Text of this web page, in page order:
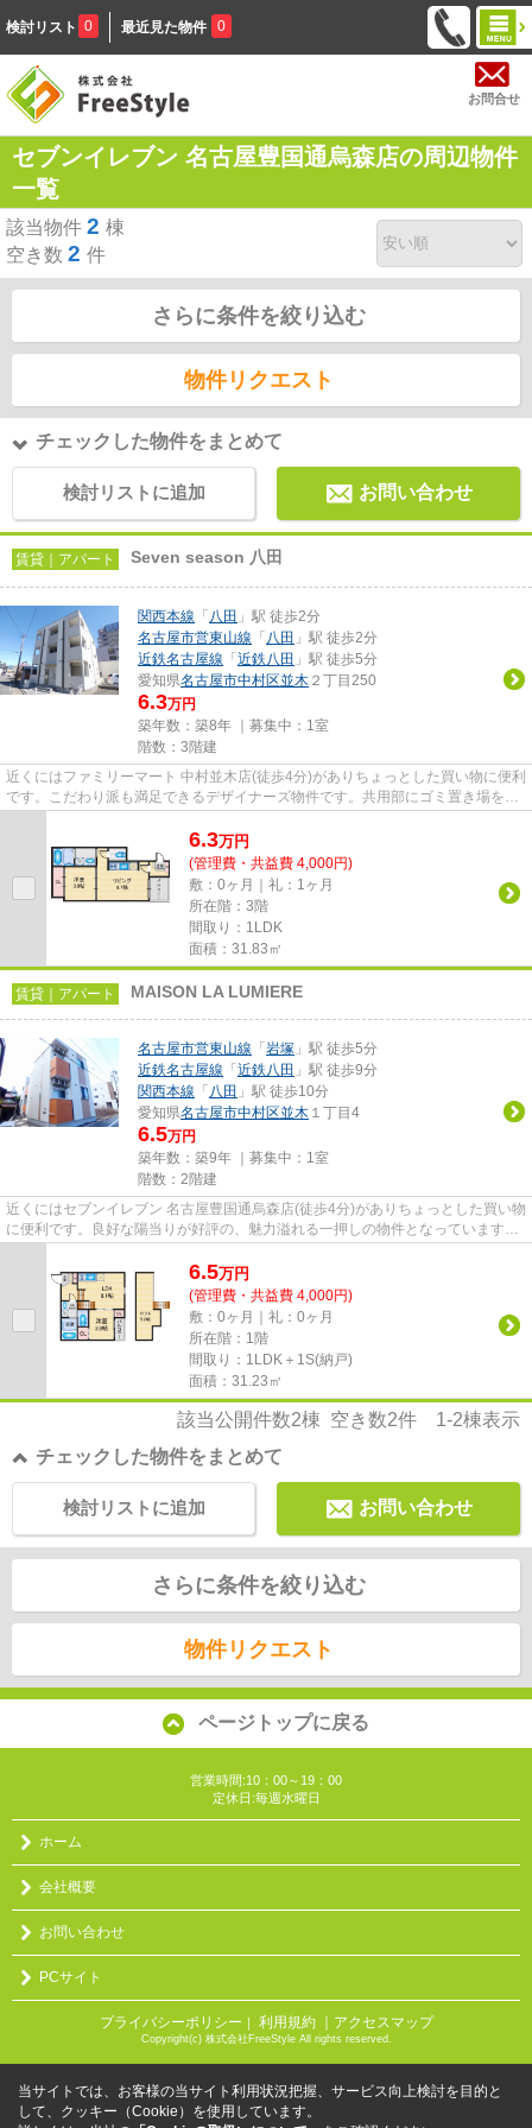
検討リスト 0 最近見た物件 0
お問合せ
セブンイレブン 名古屋豊国通烏森店の周辺物件
一覧
該当物件 2 棟
空き数 2 件
さらに条件を絞り込む
物件リクエスト
チェックした物件をまとめて
検討リストに追加 お問い合わせ
賃貸｜アパート Seven season 八田
関西本線 「 八田 」駅 徒歩2分
名古屋市営東山線 「 八田 」駅 徒歩2分
近鉄名古屋線 「 近鉄八田 」駅 徒歩5分
愛知県名古屋市中村区並木 ２丁目250
6.3万円
築年数：築8年 ｜募集中： 1室
階数：3階建
近くにはファミリーマート 中村並木店(徒歩4分)がありちょっとした買い物に便利
です。こだわり派も満足できるデザイナーズ物件です。共用部にゴミ置き場を備
6.3万円
(管理費・共益費 4,000円)
敷：0ヶ月｜礼：1ヶ月
所在階：3階
間取り：1LDK
面積：31.83㎡
賃貸｜アパート MAISON LA LUMIERE
名古屋市営東山線 「 岩塚 」駅 徒歩5分
近鉄名古屋線 「 近鉄八田 」駅 徒歩9分
関西本線 「 八田 」駅 徒歩10分
愛知県名古屋市中村区並木 １丁目4
6.5万円
築年数：築9年 ｜募集中： 1室
階数：2階建
近くにはセブンイレブン 名古屋豊国通烏森店(徒歩4分)がありちょっとした買い物
に便利です。良好な陽当りが好評の、魅力溢れる一押しの物件となっています。
6.5万円
(管理費・共益費 4,000円)
敷：0ヶ月｜礼：0ヶ月
所在階：1階
間取り：1LDK＋1S(納戸)
面積：31.23㎡
該当公開件数2棟 空き数2件 1-2棟表示
チェックした物件をまとめて
お問い合わせ
検討リストに追加
さらに条件を絞り込む
物件リクエスト
ページトップに戻る
営業時間:10：00～19：00
定休日:毎週水曜日
ホーム
会社概要
お問い合わせ
PCサイト
プライバシーポリシー 利用規約 ｜アクセスマップ
Copyright(c) 株式会社FreeStyle All rights reserved.
当サイトでは、お客様の当サイト利用状況把握、サービス向上検討を目的と
して、クッキー（Cookie）を使用しています。